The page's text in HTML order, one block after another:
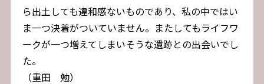
ら出土しても違和感ないものであり、私の中ではい
ま一つ決着がついていません。またしてもライフワ
ークが一つ増えてしまいそうな遺跡との出会いでし
た。
（重田 勉）